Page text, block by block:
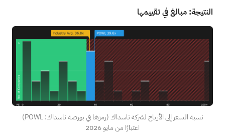
النتيجة: مبالغ في تقييمها
نسبة السعر إلى الأرباح لشركة ناسداك (رمزها في بورصة ناسداك: POWL)
اعتبارًا من مايو 2026